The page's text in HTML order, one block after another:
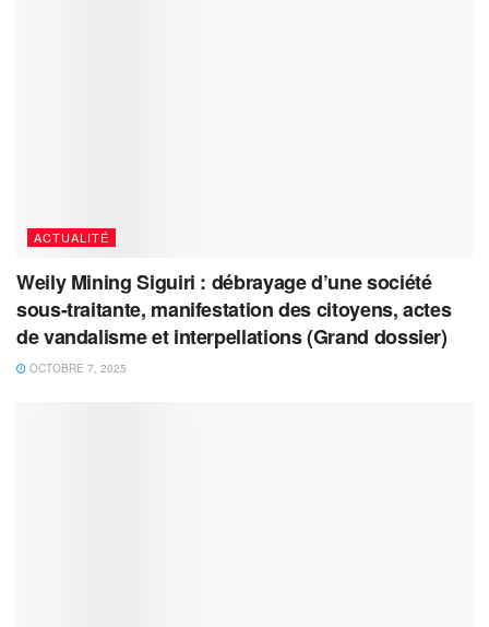
ACTUALITÉ
Weily Mining Siguiri : débrayage d’une société
sous-traitante, manifestation des citoyens, actes
de vandalisme et interpellations (Grand dossier)
OCTOBRE 7, 2025